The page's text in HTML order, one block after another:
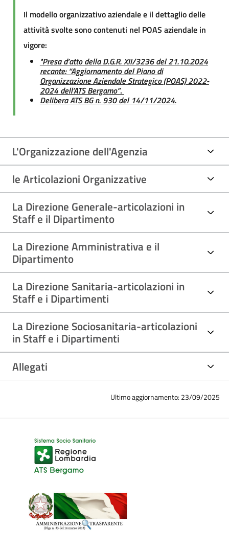
Il modello organizzativo aziendale e il dettaglio delle
attività svolte sono contenuti nel POAS aziendale in
vigore:
"Presa d’atto della D.G.R. XII/3236 del 21.10.2024
recante: “Aggiornamento del Piano di
Organizzazione Aziendale Strategico (POAS) 2022-
2024 dell’ATS Bergamo”.
Delibera ATS BG n. 930 del 14/11/2024.
L'Organizzazione dell'Agenzia
le Articolazioni Organizzative
La Direzione Generale-articolazioni in
Staff e il Dipartimento
La Direzione Amministrativa e il
Dipartimento
La Direzione Sanitaria-articolazioni in
Staff e i Dipartimenti
La Direzione Sociosanitaria-articolazioni
in Staff e i Dipartimenti
Allegati
Ultimo aggiornamento: 23/09/2025